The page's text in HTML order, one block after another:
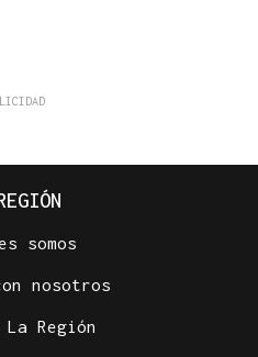
somos
nosotros
La Región